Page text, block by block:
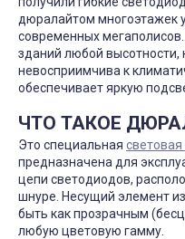
дюралайтом многоэтажек
современных
зданий любой высотности,
невосприимчива к
обеспечивает яркую
ЧТО ТАКОЕ
Это специальная
предназначена для
цепи светодиодов,
шнуре. Несущий элемент
быть как прозрачным
любую цветовую гамму.